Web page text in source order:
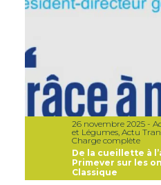
26 novembre 2025 -
et Légumes, Actu
Charge complète
De la cueillette à
Primever sur les
Classique